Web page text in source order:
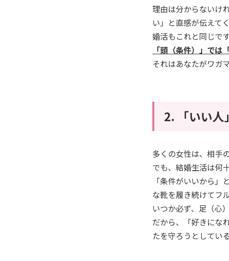
理由は分からないけ
い」と直感が伝えてく
婚活もこれと同じです
「頭（条件）」で
それはあなたがワガ
​2. 「いい人
多くの女性は、相手
でも、結婚生活は何
「条件がいいから
な靴を履き続けてフ
いつか必ず、足（心
だから、「好きにな
たを守ろうとしてい